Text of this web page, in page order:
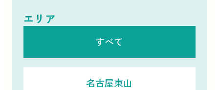
エリア
すべて
名古屋東山